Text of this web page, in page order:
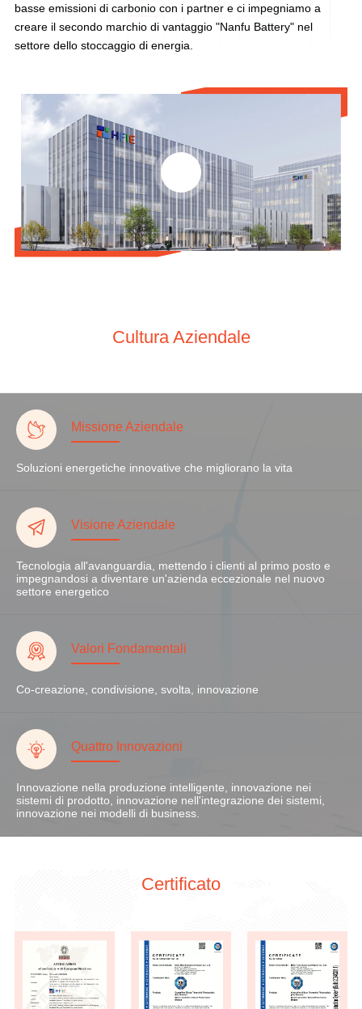
basse emissioni di carbonio con i partner e ci impegniamo a
creare il secondo marchio di vantaggio "Nanfu Battery" nel
settore dello stoccaggio di energia.
Cultura Aziendale
Missione Aziendale
Soluzioni energetiche innovative che migliorano la vita
Visione Aziendale
Tecnologia all'avanguardia, mettendo i clienti al primo posto e
impegnandosi a diventare un'azienda eccezionale nel nuovo
settore energetico
Valori Fondamentali
Co-creazione, condivisione, svolta, innovazione
Quattro Innovazioni
Innovazione nella produzione intelligente, innovazione nei
sistemi di prodotto, innovazione nell'integrazione dei sistemi,
innovazione nei modelli di business.
Certificato